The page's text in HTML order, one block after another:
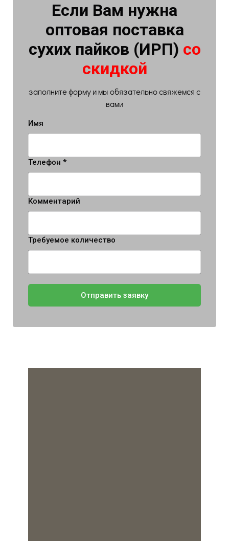
Если Вам нужна
оптовая поставка
сухих пайков (ИРП) со
скидкой
заполните форму и мы обязательно свяжемся с
вами
Имя
Телефон *
Комментарий
Требуемое количество
Отправить заявку